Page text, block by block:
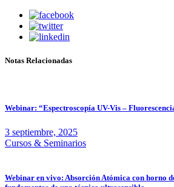
Notas Relacionadas
Webinar: “Espectroscopía UV-Vis –
3 septiembre, 2025
Cursos & Seminarios
Webinar en vivo: Absorción Atómica con horno